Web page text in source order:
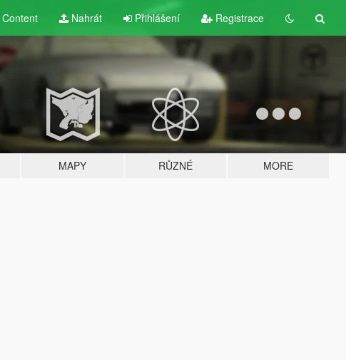
Content Nahrát Přihlášení Registrace
MAPY RŮZNÉ MORE